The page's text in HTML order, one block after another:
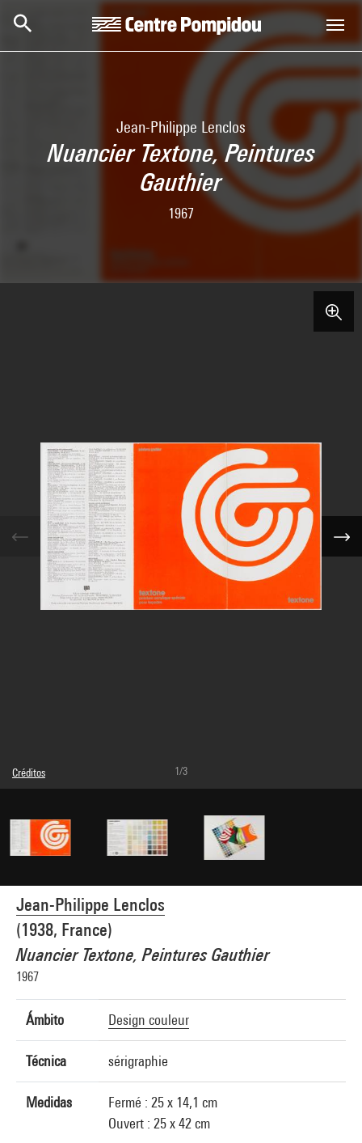
Jean-Philippe Lenclos
Nuancier Textone, Peintures
Gauthier
1967
Jean-Philippe Lenclos
(1938, France)
Nuancier Textone, Peintures Gauthier
1967
Ámbito Design couleur
Técnica sérigraphie
Medidas
Fermé : 25 x 14,1 cm
Ouvert : 25 x 42 cm
Créditos
Leyenda : Recto du nuancier
Créditos fotográficos : Philippe Migeat - Centre Pompidou, MNAM-CCI
Referencia de la imagen : 4N45206
Difusión de la imagen :GrandPalaisRmnPhoto
1/3